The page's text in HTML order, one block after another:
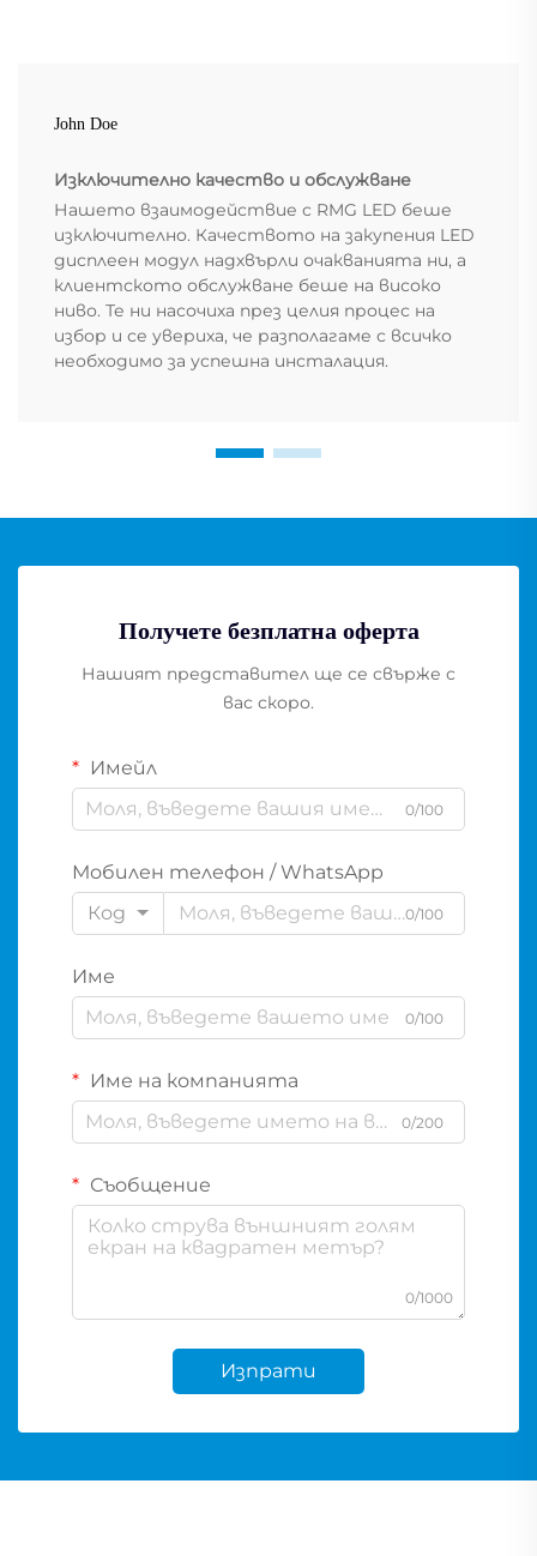
John Doe
Изключително качество и обслужване
Нашето взаимодействие с RMG LED беше
изключително. Качеството на закупения LED
дисплеен модул надхвърли очакванията ни, а
клиентското обслужване беше на високо
ниво. Те ни насочиха през целия процес на
избор и се увериха, че разполагаме с всичко
необходимо за успешна инсталация.
Получете безплатна оферта
Нашият представител ще се свърже с
вас скоро.
Имейл
0/100
Мобилен телефон / WhatsApp
Код
0/100
Име
0/100
Име на компанията
0/200
Съобщение
0/1000
Изпрати